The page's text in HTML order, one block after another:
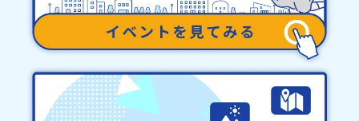
トフォーム＞「意志ある若者にあふれる持続可能な地域・社会をつ
くる」というビジョンを掲げ、2017年3月に島根県に設立した教育
事業団体です。日本全国約200の高校と連携しながら、中学卒業後に
地域の枠を越えて生徒一人ひとりの夢や価値観に合った地域・学校
で1〜3年間過ごすことができるシステム「地域みらい留学」をはじ
めとした、教育事業や地域活性モデルをつくり続けています。名
称：一般財団法人地域・教育魅力化プラットフォーム設 立：2017
年3月代表者：岩本 悠所在地：〒690-0842 島根県松江市東本町二